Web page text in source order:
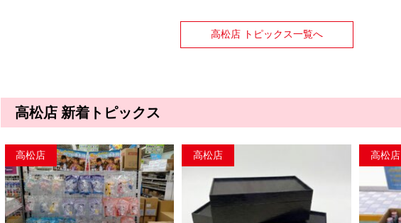
高松店 トピックス一覧へ
高松店 新着トピックス
高松店 高松店 高松店